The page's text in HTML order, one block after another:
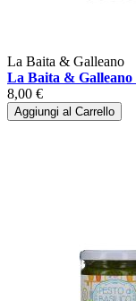
La Baita & Galleano
La Baita & Galleano
8,00 €
Aggiungi al Carrello